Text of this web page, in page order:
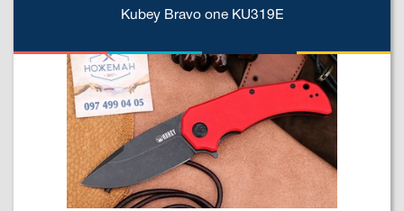
Kubey Bravo one KU319E